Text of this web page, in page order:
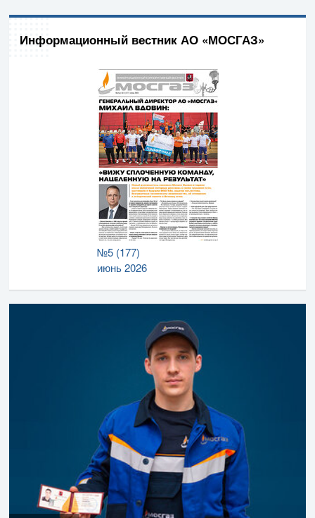
Информационный вестник АО «МОСГАЗ»
№5 (177)
июнь 2026